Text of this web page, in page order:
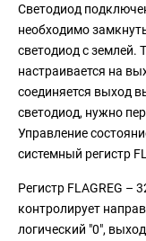
Светодиод
необходимо
светодиод с землей.
настраивается на
соединяется выход
светодиод, нужно
Управление
системный регистр
Регистр FLAGREG –
контролирует
логический "0",